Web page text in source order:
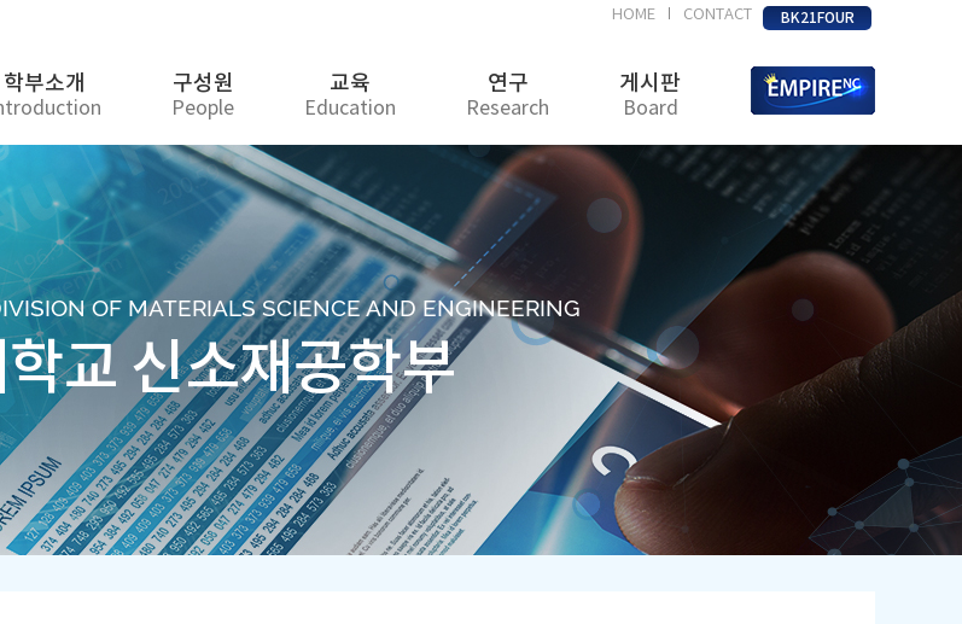
HOME CONTACT BK21FOUR
학부소개 구성원
People
교육
Education
연구
Research
게시판
Board
OF MATERIALS SCIENCE AND ENGINEERING
교 신소재공학부